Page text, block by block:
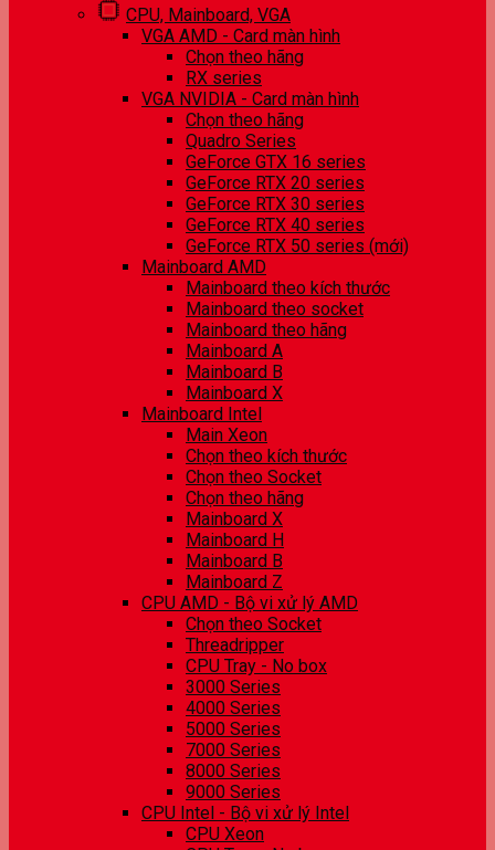
CPU, Mainboard, VGA
VGA AMD - Card màn hình
Chọn theo hãng
RX series
VGA NVIDIA - Card màn hình
Chọn theo hãng
Quadro Series
GeForce GTX 16 series
GeForce RTX 20 series
GeForce RTX 30 series
GeForce RTX 40 series
GeForce RTX 50 series (mới)
Mainboard AMD
Mainboard theo kích thước
Mainboard theo socket
Mainboard theo hãng
Mainboard A
Mainboard B
Mainboard X
Mainboard Intel
Main Xeon
Chọn theo kích thước
Chọn theo Socket
Chọn theo hãng
Mainboard X
Mainboard H
Mainboard B
Mainboard Z
CPU AMD - Bộ vi xử lý AMD
Chọn theo Socket
Threadripper
CPU Tray - No box
3000 Series
4000 Series
5000 Series
7000 Series
8000 Series
9000 Series
CPU Intel - Bộ vi xử lý Intel
CPU Xeon